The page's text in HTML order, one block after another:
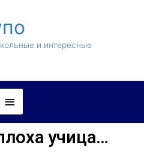
и интересные
учица…